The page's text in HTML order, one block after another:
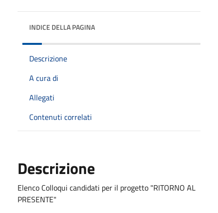
INDICE DELLA PAGINA
Descrizione
A cura di
Allegati
Contenuti correlati
Descrizione
Elenco Colloqui candidati per il progetto "RITORNO AL
PRESENTE"